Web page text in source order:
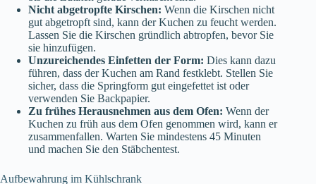
Nicht abgetropfte Kirschen: Wenn die Kirschen nicht
gut abgetropft sind, kann der Kuchen zu feucht werden.
Lassen Sie die Kirschen gründlich abtropfen, bevor Sie
sie hinzufügen.
Unzureichendes Einfetten der Form: Dies kann dazu
führen, dass der Kuchen am Rand festklebt. Stellen Sie
sicher, dass die Springform gut eingefettet ist oder
verwenden Sie Backpapier.
Zu frühes Herausnehmen aus dem Ofen: Wenn der
Kuchen zu früh aus dem Ofen genommen wird, kann er
zusammenfallen. Warten Sie mindestens 45 Minuten
und machen Sie den Stäbchentest.
Aufbewahrung im Kühlschrank